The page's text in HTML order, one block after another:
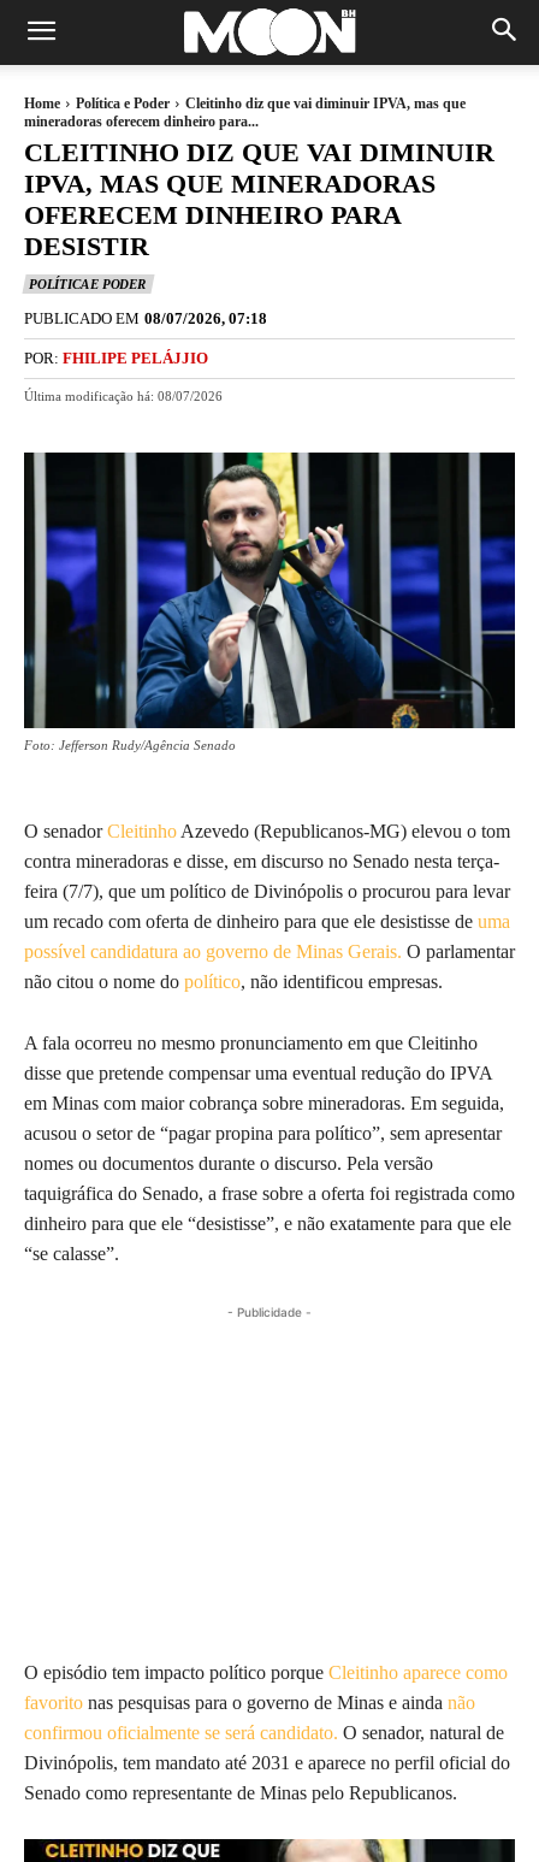
Home Política e Poder
Cleitinho diz que vai diminuir IPVA, mas que
mineradoras oferecem dinheiro para...
CLEITINHO DIZ QUE VAI DIMINUIR
IPVA, MAS QUE MINERADORAS
OFERECEM DINHEIRO PARA
DESISTIR
POLÍTICA E PODER
PUBLICADO EM 08/07/2026, 07:18
POR: FHILIPE PELÁJJIO
Última modificação há: 08/07/2026
Foto: Jefferson Rudy/Agência Senado
O senadorCleitinhoAzevedo (Republicanos-MG) elevou o tom
contra mineradoras e disse, em discurso no Senado nesta terça-
feira (7/7), que um político de Divinópolis o procurou para levar
um recado com oferta de dinheiro para que ele desistisse de uma
possível candidatura ao governo de Minas Gerais. O parlamentar
não citou o nome do político, não identificou empresas.
A fala ocorreu no mesmo pronunciamento em que Cleitinho
disse que pretende compensar uma eventual redução do IPVA
em Minas com maior cobrança sobre mineradoras. Em seguida,
acusou o setor de “pagar propina para político”, sem apresentar
nomes ou documentos durante o discurso. Pela versão
taquigráfica do Senado, a frase sobre a oferta foi registrada como
dinheiro para que ele “desistisse”, e não exatamente para que ele
“se calasse”.
- Publicidade -
O episódio tem impacto político porque Cleitinho aparece como
favorito nas pesquisas para o governo de Minas e ainda não
confirmou oficialmente se será candidato. O senador, natural de
Divinópolis, tem mandato até 2031 e aparece no perfil oficial do
Senado como representante de Minas pelo Republicanos.